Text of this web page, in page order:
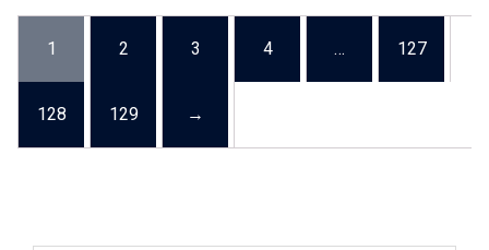
1 2 3 4 … 127
128 129 →